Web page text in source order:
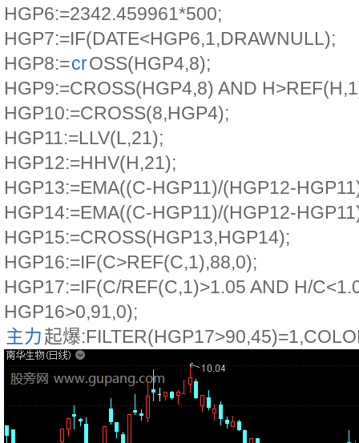
HGP6:=2342.459961*500;
HGP7:=IF(DATE<HGP6,1,DRAWNULL);
HGP8:=crOSS(HGP4,8);
HGP9:=CROSS(HGP4,8) AND
HGP10:=CROSS(8,HGP4);
HGP11:=LLV(L,21);
HGP12:=HHV(H,21);
HGP13:=EMA((C-HGP11)/(HGP12-
HGP14:=EMA((C-HGP11)/(HGP12-
HGP15:=CROSS(HGP13,HGP14);
HGP16:=IF(C>REF(C,1),88,0);
HGP17:=IF(C/REF(C,1)>1.05 AND H/
HGP16>0,91,0);
主力起爆